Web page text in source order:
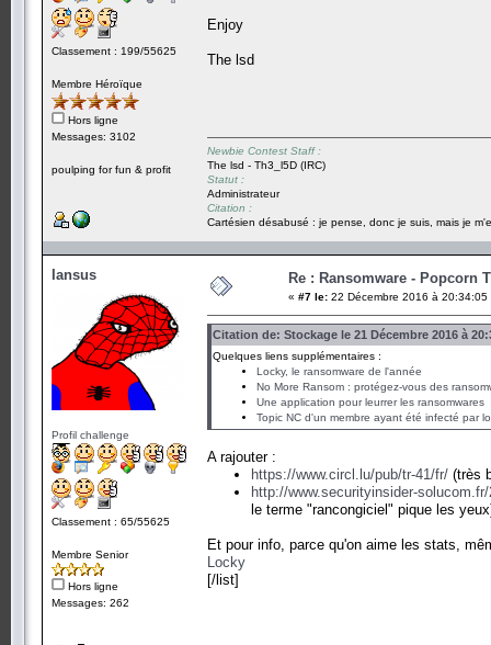
Classement : 199/55625
Membre Héroïque
Hors ligne
Messages: 3102
poulping for fun & profit
Enjoy
The lsd
Newbie Contest Staff :
The lsd - Th3_l5D (IRC)
Statut :
Administrateur
Citation :
Cartésien désabusé : je pense, donc je suis, mais je
Iansus
Profil challenge
Classement : 65/55625
Membre Senior
Hors ligne
Messages: 262
Re : Ransomware - Popcorn
« #7 le: 22 Décembre 2016 à 20:34:05
Citation de: Stockage le 21 Décembre 2016 à
Quelques liens supplémentaires :
Locky, le ransomware de l'année
No More Ransom : protégez-vous des
Une application pour leurrer les ransomwares
Topic NC d'un membre ayant été infecté par
A rajouter :
https://www.circl.lu/pub/tr-41/fr/ (très
http://www.securityinsider-
le terme "rancongiciel" pique les
Et pour info, parce qu'on aime les stats,
Locky
[/list]